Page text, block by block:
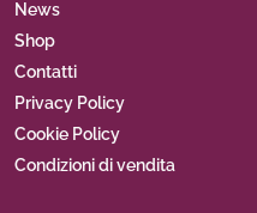
News
Shop
Contatti
Privacy Policy
Cookie Policy
Condizioni di vendita